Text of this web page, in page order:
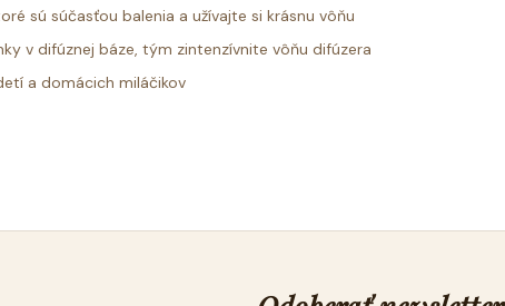
sú súčasťou balenia a užívajte si krásnu vôňu
v difúznej báze, tým zintenzívnite vôňu difúzera
a domácich miláčikov